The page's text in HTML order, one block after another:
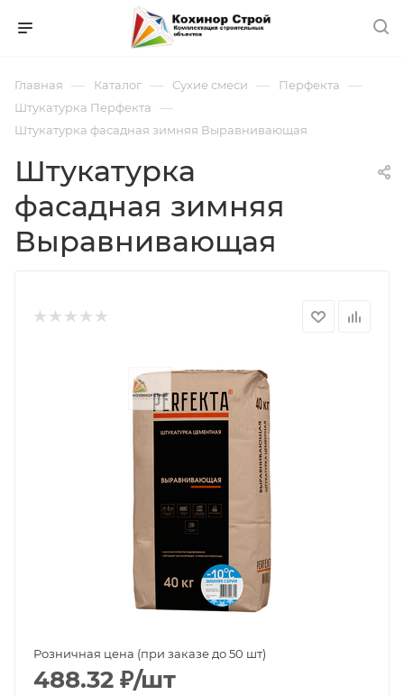
Главная — Каталог — Сухие смеси — Перфекта —
Штукатурка Перфекта —
Штукатурка фасадная зимняя Выравнивающая
Штукатурка
фасадная зимняя
Выравнивающая
Розничная цена (при заказе до 50 шт)
488.32 ₽/шт